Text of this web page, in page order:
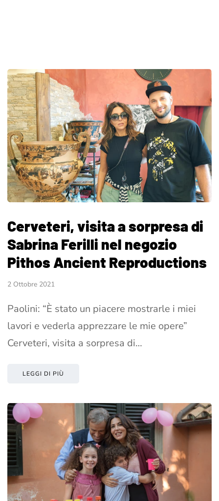
Cerveteri, visita a sorpresa di
Sabrina Ferilli nel negozio
Pithos Ancient Reproductions
2 Ottobre 2021
Paolini: “È stato un piacere mostrarle i miei
lavori e vederla apprezzare le mie opere”
Cerveteri, visita a sorpresa di…
LEGGI DI PIÙ